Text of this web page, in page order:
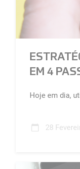
EM 4
Hoje em dia,
28